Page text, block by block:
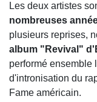
Les deux artistes
nombreuses
plusieurs reprises,
album "Revival"
performé ensemble
d'intronisation du
Fame américain.